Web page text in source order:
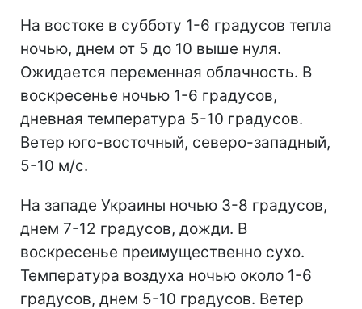
На востоке в субботу 1-6 градусов тепла
ночью, днем от 5 до 10 выше нуля.
Ожидается переменная облачность. В
воскресенье ночью 1-6 градусов,
дневная температура 5-10 градусов.
Ветер юго-восточный, северо-западный,
5-10 м/с.
На западе Украины ночью 3-8 градусов,
днем 7-12 градусов, дожди. В
воскресенье преимущественно сухо.
Температура воздуха ночью около 1-6
градусов, днем 5-10 градусов. Ветер